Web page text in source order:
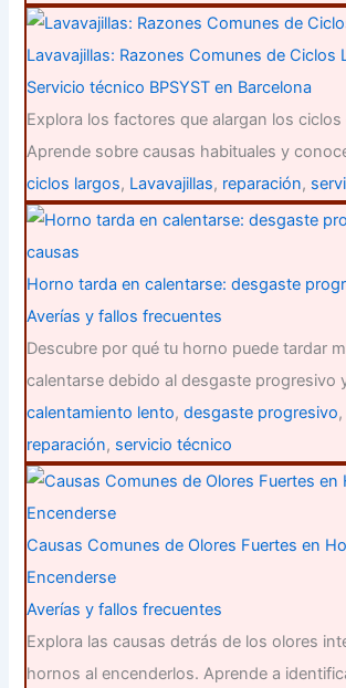
Lavavajillas: Razones Comunes de Ciclos
Servicio técnico BPSYST en Barcelona
Explora los factores que alargan los ciclos
Aprende sobre causas habituales y
ciclos largos, Lavavajillas, reparación,
Horno tarda en calentarse: desgaste
Averías y fallos frecuentes
Descubre por qué tu horno puede tardar
calentarse debido al desgaste progresivo
calentamiento lento,desgaste progresivo,
reparación, servicio técnico
Causas Comunes de Olores Fuertes en
Encenderse
Averías y fallos frecuentes
Explora las causas detrás de los olores
hornos al encenderlos. Aprende a